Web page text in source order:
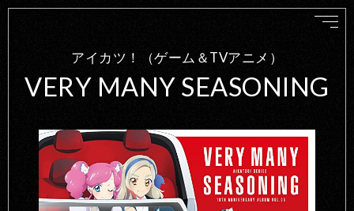
アイカツ！（ゲーム＆TVアニメ）
VERY MANY SEASONING